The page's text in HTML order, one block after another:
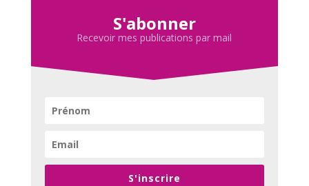
S'abonner
Recevoir mes publications par mail
S'inscrire